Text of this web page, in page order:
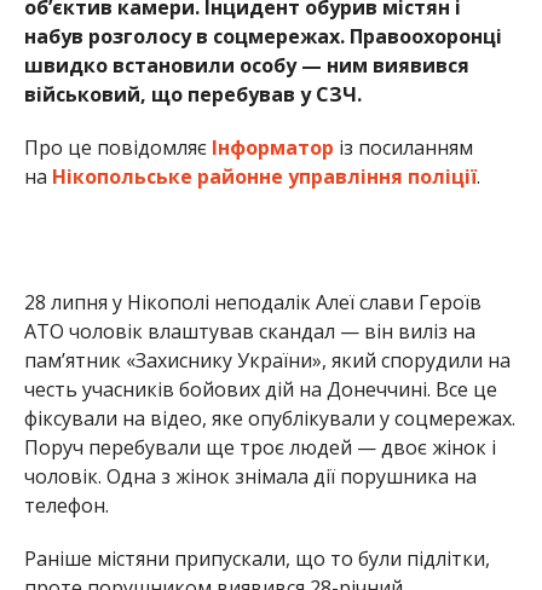
об’єктив камери. Інцидент обурив містян і
набув розголосу в соцмережах. Правоохоронці
швидко встановили особу — ним виявився
військовий, що перебував у СЗЧ.
Про це повідомляє Інформатор із посиланням
на Нікопольське районне управління поліції.
28 липня у Нікополі неподалік Алеї слави Героїв
АТО чоловік влаштував скандал — він виліз на
пам’ятник «Захиснику України», який спорудили на
честь учасників бойових дій на Донеччині. Все це
фіксували на відео, яке опублікували у соцмережах.
Поруч перебували ще троє людей — двоє жінок і
чоловік. Одна з жінок знімала дії порушника на
телефон.
Раніше містяни припускали, що то були підлітки,